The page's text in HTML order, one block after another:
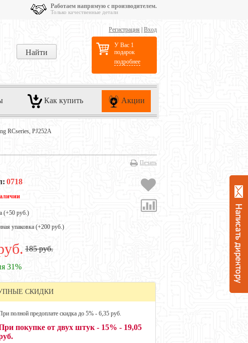
Работаем напрямую с производителем.
Только качественные детали
Регистрация Вход
У Вас 1
подарок
подробнее
Как купить Акции
RСseries, PJ252A
Печать
0718
(+50 руб.)
упаковка (+200 руб.)
185 руб.
31%
СКИДКИ
полной предоплате скидка до 5% - 6,35 руб.
покупке от двух штук - 15% - 19,05